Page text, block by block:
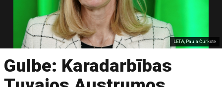
LETA, Paula Čurkste
Gulbe: Karadarbības